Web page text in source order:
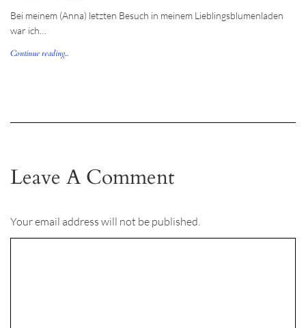
Bei meinem (Anna) letzten Besuch in meinem Lieblingsblumenladen
war ich…
Continue reading...
Leave A Comment
Your email address will not be published.